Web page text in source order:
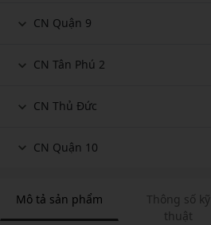
CN Quận 9
CN Tân Phú 2
CN Thủ Đức
CN Quận 10
Mô tả sản phẩm
Thông số kỹ
thuật